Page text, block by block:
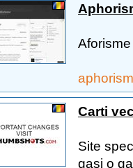
Carti
Site
gasi o